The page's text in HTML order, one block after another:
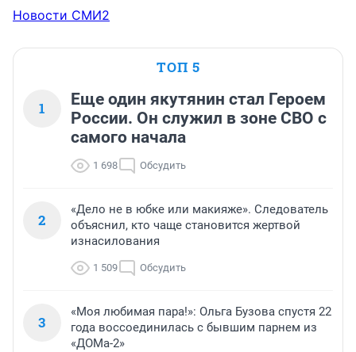
Новости СМИ2
ТОП 5
1
Еще один якутянин стал Героем
России. Он служил в зоне СВО с
самого начала
1 698 Обсудить
2
«Дело не в юбке или макияже». Следователь
объяснил, кто чаще становится жертвой
изнасилования
1 509 Обсудить
3
«Моя любимая пара!»: Ольга Бузова спустя 22
года воссоединилась с бывшим парнем из
«ДОМа-2»